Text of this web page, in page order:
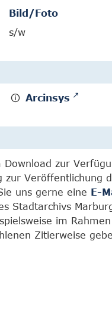
Bild/Foto
s/w
Arcinsys
zur
zur
uns gerne eine E-
Stadtarchivs
im
Zitierweise